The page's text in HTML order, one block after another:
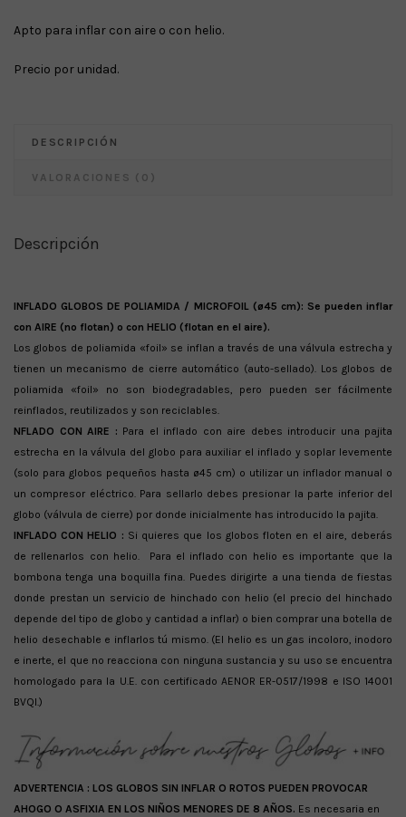
Apto para inflar con aire o con helio.
Precio por unidad.
DESCRIPCIÓN
VALORACIONES (0)
Descripción
INFLADO GLOBOS DE POLIAMIDA / MICROFOIL (ø45 cm): Se pueden inflar
con AIRE (no flotan) o con HELIO (flotan en el aire).
Los globos de poliamida «foil» se inflan a través de una válvula estrecha y
tienen un mecanismo de cierre automático (auto-sellado). Los globos de
poliamida «foil» no son biodegradables, pero pueden ser fácilmente
reinflados, reutilizados y son reciclables.
NFLADO CON AIRE : Para el inflado con aire debes introducir una pajita
estrecha en la válvula del globo para auxiliar el inflado y soplar levemente
(solo para globos pequeños hasta ø45 cm) o utilizar un inflador manual o
un compresor eléctrico. Para sellarlo debes presionar la parte inferior del
globo (válvula de cierre) por donde inicialmente has introducido la pajita.
INFLADO CON HELIO : Si quieres que los globos floten en el aire, deberás
de rellenarlos con helio. Para el inflado con helio es importante que la
bombona tenga una boquilla fina. Puedes dirigirte a una tienda de fiestas
donde prestan un servicio de hinchado con helio (el precio del hinchado
depende del tipo de globo y cantidad a inflar) o bien comprar una botella de
helio desechable e inflarlos tú mismo. (El helio es un gas incoloro, inodoro
e inerte, el que no reacciona con ninguna sustancia y su uso se encuentra
homologado para la U.E. con certificado AENOR ER-0517/1998 e ISO 14001
BVQI.)
ADVERTENCIA : LOS GLOBOS SIN INFLAR O ROTOS PUEDEN PROVOCAR
AHOGO O ASFIXIA EN LOS NIÑOS MENORES DE 8 AÑOS. Es necesaria en